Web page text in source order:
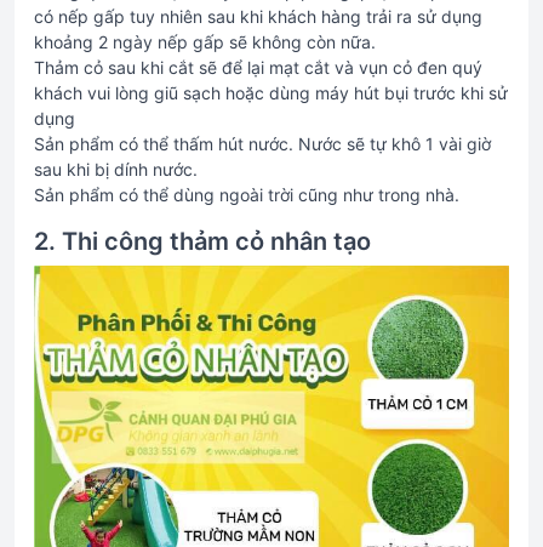
có nếp gấp tuy nhiên sau khi khách hàng trải ra sử dụng
khoảng 2 ngày nếp gấp sẽ không còn nữa.
Thảm cỏ sau khi cắt sẽ để lại mạt cắt và vụn cỏ đen quý
khách vui lòng giũ sạch hoặc dùng máy hút bụi trước khi sử
dụng
Sản phẩm có thể thấm hút nước. Nước sẽ tự khô 1 vài giờ
sau khi bị dính nước.
Sản phẩm có thể dùng ngoài trời cũng như trong nhà.
2. Thi công thảm cỏ nhân tạo